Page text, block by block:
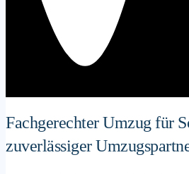
Fachgerechter Umzug für
zuverlässiger